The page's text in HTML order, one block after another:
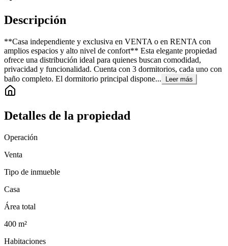
Descripción
**Casa independiente y exclusiva en VENTA o en RENTA con
amplios espacios y alto nivel de confort** Esta elegante propiedad
ofrece una distribución ideal para quienes buscan comodidad,
privacidad y funcionalidad. Cuenta con 3 dormitorios, cada uno con
baño completo. El dormitorio principal dispone...
Leer más
Detalles de la propiedad
Operación
Venta
Tipo de inmueble
Casa
Área total
400 m²
Habitaciones